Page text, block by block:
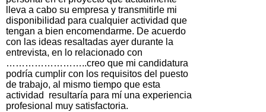
lleva a cabo su empresa y transmitirle mi
disponibilidad para cualquier actividad que
tengan a bien encomendarme. De acuerdo
con las ideas resaltadas ayer durante la
entrevista, en lo relacionado con
……………………..creo que mi candidatura
podría cumplir con los requisitos del puesto
de trabajo, al mismo tiempo que esta
actividad resultaría para mí una experiencia
profesional muy satisfactoria.